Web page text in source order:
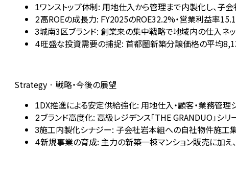
1ワンストップ体制: 用地仕入から管理まで内製化し、子
2高ROEの成長力: FY2025のROE32.2%・営業利益率
3城南3区ブランド: 創業来の集中戦略で地域内の仕入ネ
4旺盛な投資需要の捕捉: 首都圏新築分譲価格の平均
Strategy · 戦略・今後の展望
1DX推進による安定供給強化: 用地仕入・顧客・業務管
2ブランド高度化: 高級レジデンス「THE GRANDUO」シ
3施工内製化シナジー: 子会社岩本組への自社物件施工
4新規事業の育成: 主力の新築一棟マンション販売に加